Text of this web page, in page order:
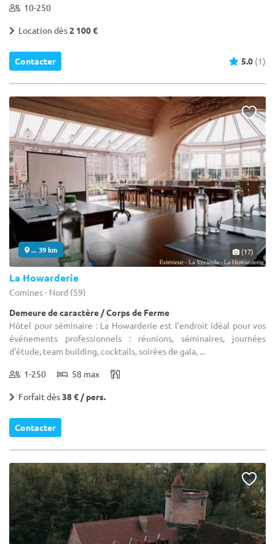
10-250
Location dès2 100 €
Contacter 5.0 (1)
... 39 km (17)
La Howarderie
Comines - Nord (59)
Demeure de caractère / Corps de Ferme
Hôtel pour séminaire : La Howarderie est l’endroit idéal pour vos
événements professionnels : réunions, séminaires, journées
d'étude, team building, cocktails, soirées de gala, ...
1-250 58 max
Forfait dès38 € / pers.
Contacter